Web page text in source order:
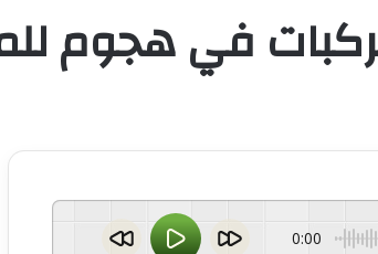
في هجوم
0:00